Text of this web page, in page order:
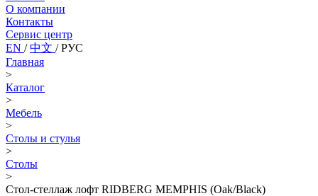
О компании
Контакты
Сервис центр
EN /中文 /РУС
Главная
>
Каталог
>
Мебель
>
Столы и стулья
>
Столы
>
Стол-стеллаж лофт RIDBERG MEMPHIS (Oak/Black)